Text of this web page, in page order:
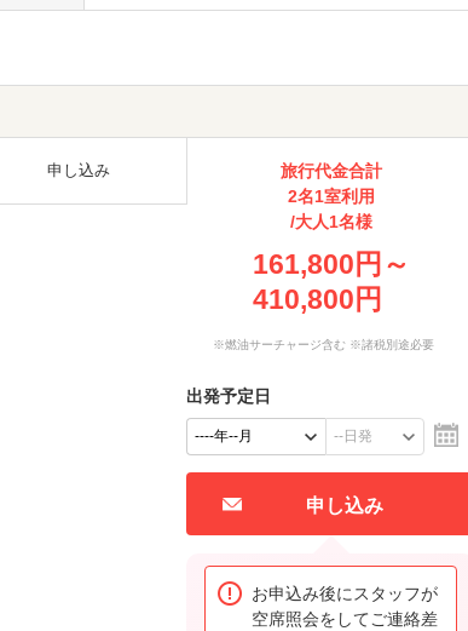
申し込み
旅行代金合計
2名1室利用
/大人1名様
161,800円～
410,800円
※燃油サーチャージ含む ※諸税別途必要
出発予定日
申し込み
お申込み後にスタッフが
空席照会をしてご連絡差